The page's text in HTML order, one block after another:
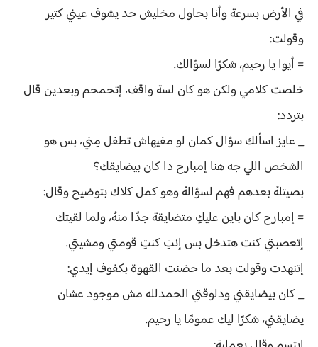
في الأرض بسرعة وأنا بحاول مخليش حد يشوف عيني كتير
وقولت:
= أيوا يا رحيم، شكرًا لسؤالك.
خلصت كلامي ولكن هو كان لسة واقف، إتحمحم وبعدين قال
بتردد:
_ عايز اسألك سؤال كمان لو مفيهاش تطفل مِني، بس هو
الشخص اللي جه هنا إمبارح دا كان بيضايقك؟
بصيتلهُ بعدهم فهم لسؤالهُ وهو كمل كلاك بتوضيح وقال:
= إمبارح كان باين عليكِ متضايقة جدًا منهُ، ولما لقيتك
إتعصبتي كنت هتدخل بس إنتِ كنتِ قومتي ومشيتي.
إتنهدت وقولت بعد ما حضنت القهوة بكفوف إيدي:
_ كان بيضايقني ودلوقتي الحمدلله مش موجود عشان
يضايقني، شكرًا ليك عمومًا يا رحيم.